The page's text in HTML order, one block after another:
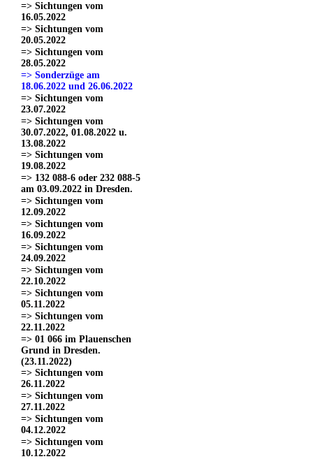
=> Sichtungen vom
16.05.2022
=> Sichtungen vom
20.05.2022
=> Sichtungen vom
28.05.2022
=> Sonderzüge am
18.06.2022 und 26.06.2022
=> Sichtungen vom
23.07.2022
=> Sichtungen vom
30.07.2022, 01.08.2022 u.
13.08.2022
=> Sichtungen vom
19.08.2022
=> 132 088-6 oder 232 088-5
am 03.09.2022 in Dresden.
=> Sichtungen vom
12.09.2022
=> Sichtungen vom
16.09.2022
=> Sichtungen vom
24.09.2022
=> Sichtungen vom
22.10.2022
=> Sichtungen vom
05.11.2022
=> Sichtungen vom
22.11.2022
=> 01 066 im Plauenschen
Grund in Dresden.
(23.11.2022)
=> Sichtungen vom
26.11.2022
=> Sichtungen vom
27.11.2022
=> Sichtungen vom
04.12.2022
=> Sichtungen vom
10.12.2022